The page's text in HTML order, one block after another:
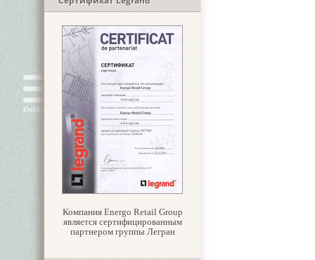
Компания Energo Retail Group
является сертифицированным
партнером группы Легран